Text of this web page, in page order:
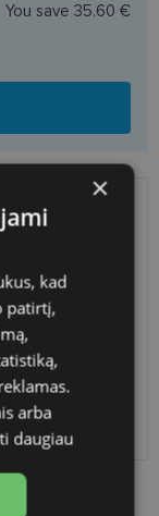
You save 35.60 €
Aug. 12, 2026
×
kad
patirtį,
arba
daugiau